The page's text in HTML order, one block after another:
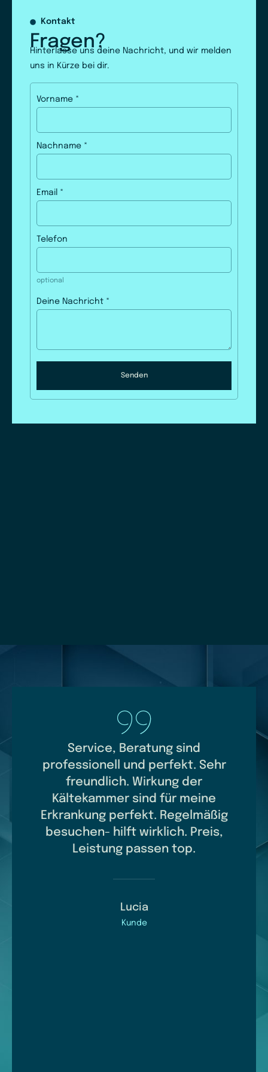
Kontakt
Fragen?
Hinterlasse uns deine Nachricht, und wir melden
uns in Kürze bei dir.
Vorname *
Nachname *
Email *
Telefon
optional
Deine Nachricht *
Senden
Service, Beratung sind
professionell und perfekt. Sehr
freundlich. Wirkung der
Kältekammer sind für meine
Erkrankung perfekt. Regelmäßig
besuchen- hilft wirklich. Preis,
Leistung passen top.
Lucia
Kunde